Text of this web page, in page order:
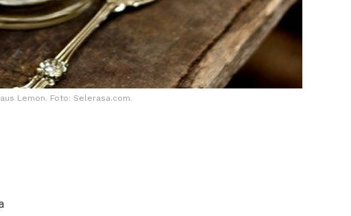
Lemon. Foto: Selerasa.com.